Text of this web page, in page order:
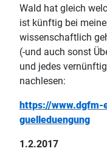
Wald hat gleich
ist künftig bei
wissenschaftlich
(-und auch sonst
und jedes
nachlesen:
https://www.dgfm-
guelleduengung
1.2.2017